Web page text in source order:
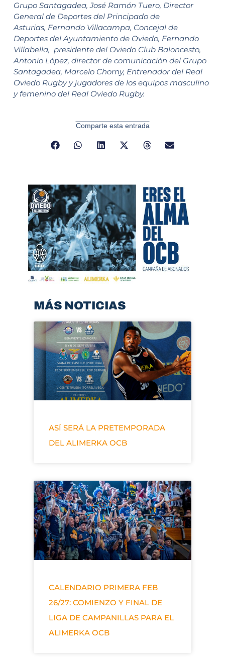
Grupo Santagadea, José Ramón Tuero, Director
General de Deportes del Principado de
Asturias, Fernando Villacampa, Concejal de
Deportes del Ayuntamiento de Oviedo, Fernando
Villabella, presidente del Oviedo Club Baloncesto,
Antonio López, director de comunicación del Grupo
Santagadea, Marcelo Chorny, Entrenador del Real
Oviedo Rugby y jugadores de los equipos masculino
y femenino del Real Oviedo Rugby.
Comparte esta entrada
MÁS NOTICIAS
ASÍ SERÁ LA PRETEMPORADA
DEL ALIMERKA OCB
CALENDARIO PRIMERA FEB
26/27: COMIENZO Y FINAL DE
LIGA DE CAMPANILLAS PARA EL
ALIMERKA OCB